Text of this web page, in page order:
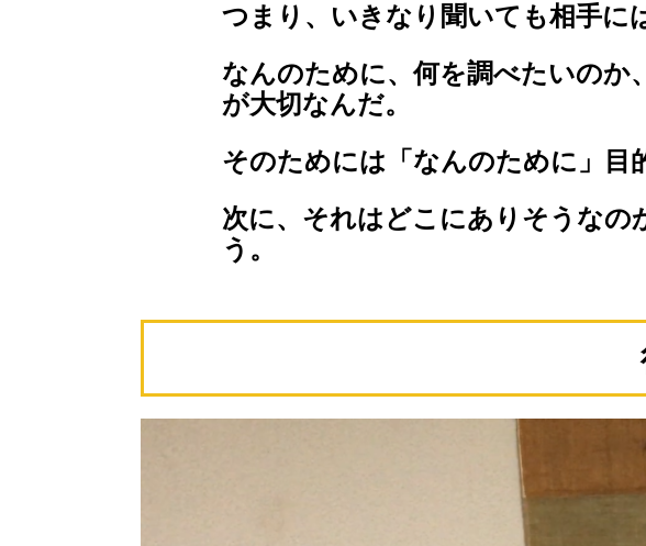
つまり、いきなり聞いても相手に
なんのために、何を調べたいのか
が大切なんだ。
そのためには「なんのために」目
次に、それはどこにありそうなの
う。